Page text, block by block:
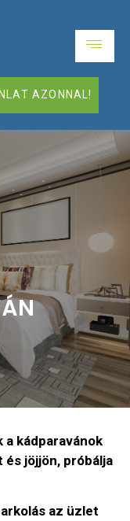
AZONNAL!
kádparavánok
jöjjön, próbálja
az üzlet